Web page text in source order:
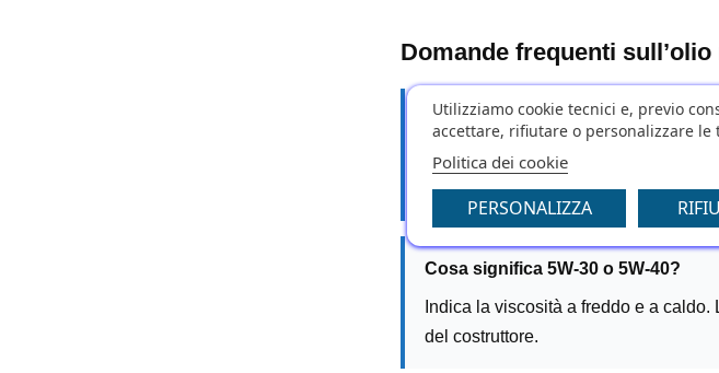
Domande frequenti
Ogni quanto va cambiato l’olio
Dipende dal veicolo e dall’uso. In
condizioni d’impiego.
Cosa significa 5W-30 o 5W-40?
Indica la viscosità a freddo e a
del costruttore.
Utilizziamo cookie tecnici e, previo
accettare, rifiutare o personalizzare le
Politica dei cookie
PERSONALIZZA